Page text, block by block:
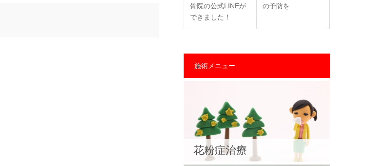
骨院の公式LINEが
できました！
の予防を
施術メニュー
花粉症治療